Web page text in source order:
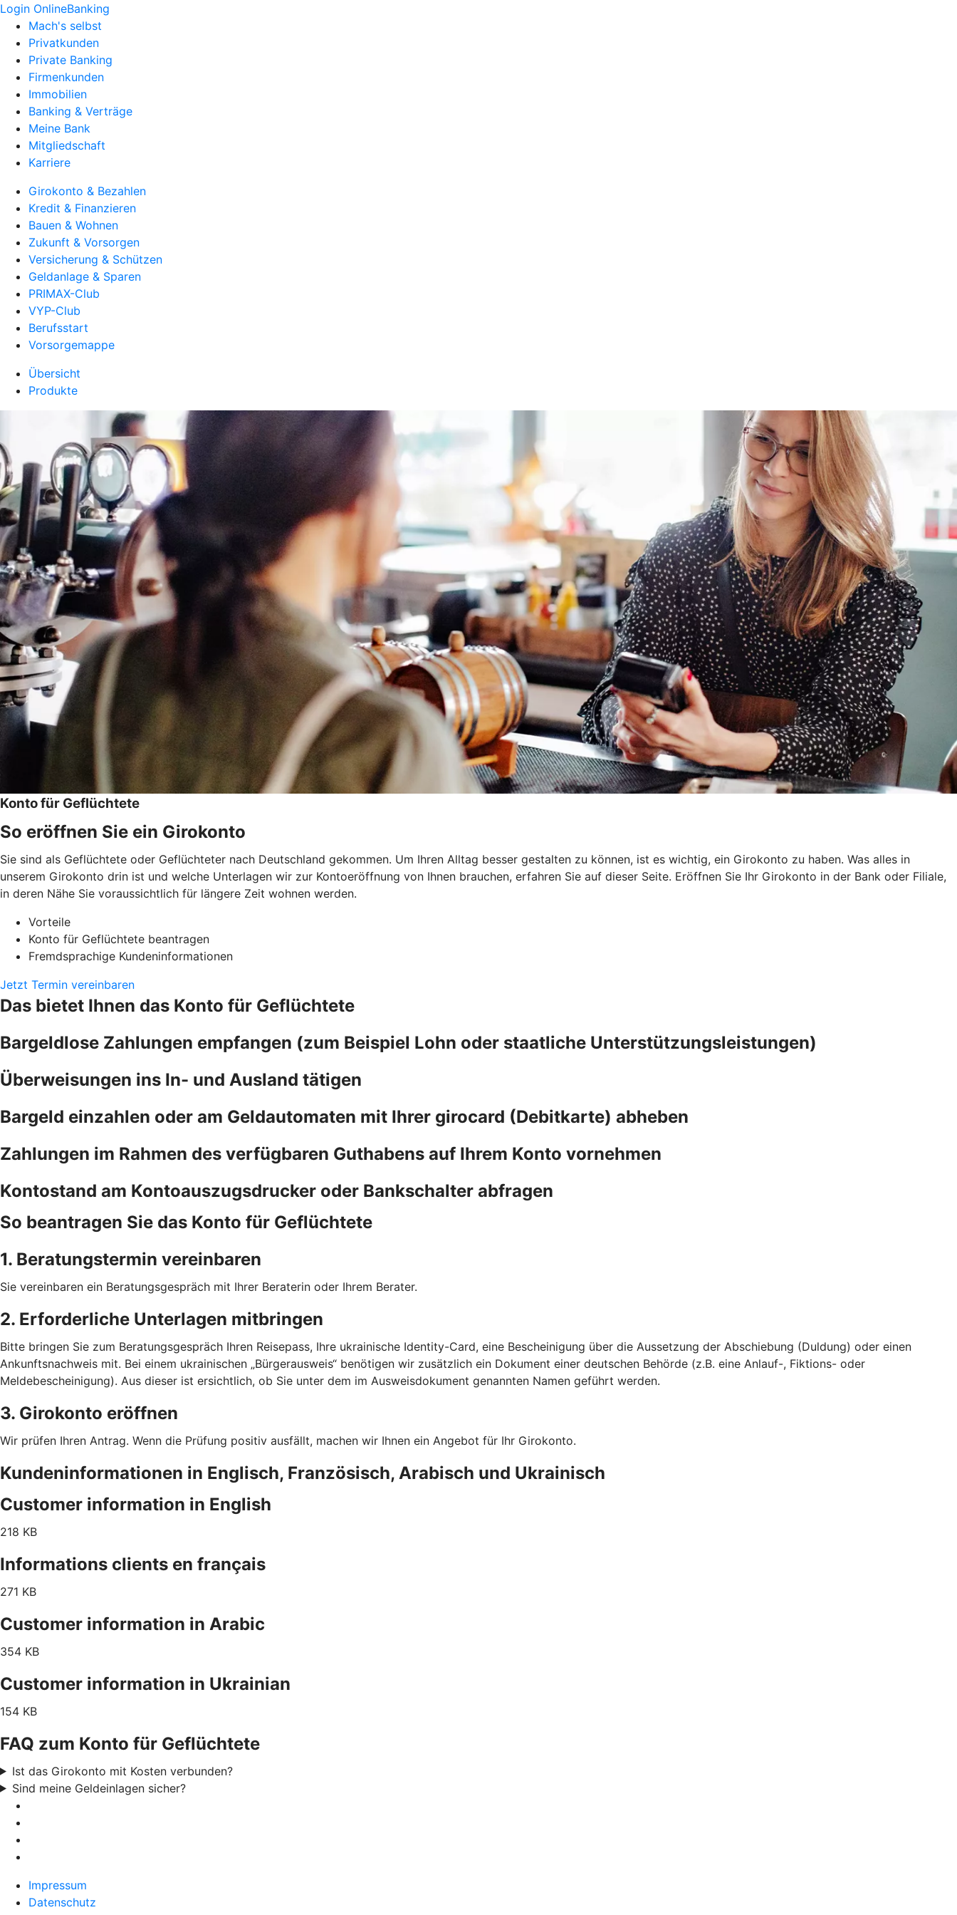
Login OnlineBanking
Mach's selbst
Privatkunden
Private Banking
Firmenkunden
Immobilien
Banking & Verträge
Meine Bank
Mitgliedschaft
Karriere
Girokonto & Bezahlen
Kredit & Finanzieren
Bauen & Wohnen
Zukunft & Vorsorgen
Versicherung & Schützen
Geldanlage & Sparen
PRIMAX-Club
VYP-Club
Berufsstart
Vorsorgemappe
Übersicht
Produkte
Konto für Geflüchtete
So eröffnen Sie ein Girokonto
Sie sind als Geflüchtete oder Geflüchteter nach Deutschland gekommen. Um Ihren Alltag besser gestalten zu können, ist es wichtig, ein Girokonto zu haben. Was alles in
unserem Girokonto drin ist und welche Unterlagen wir zur Kontoeröffnung von Ihnen brauchen, erfahren Sie auf dieser Seite. Eröffnen Sie Ihr Girokonto in der Bank oder Filiale,
in deren Nähe Sie voraussichtlich für längere Zeit wohnen werden.
Vorteile
Konto für Geflüchtete beantragen
Fremdsprachige Kundeninformationen
Jetzt Termin vereinbaren
Das bietet Ihnen das Konto für Geflüchtete
Bargeldlose Zahlungen empfangen (zum Beispiel Lohn oder staatliche Unterstützungsleistungen)
Überweisungen ins In- und Ausland tätigen
Bargeld einzahlen oder am Geldautomaten mit Ihrer girocard (Debitkarte) abheben
Zahlungen im Rahmen des verfügbaren Guthabens auf Ihrem Konto vornehmen
Kontostand am Kontoauszugsdrucker oder Bankschalter abfragen
So beantragen Sie das Konto für Geflüchtete
1. Beratungstermin vereinbaren
Sie vereinbaren ein Beratungsgespräch mit Ihrer Beraterin oder Ihrem Berater.
2. Erforderliche Unterlagen mitbringen
Bitte bringen Sie zum Beratungsgespräch Ihren Reisepass, Ihre ukrainische Identity-Card, eine Bescheinigung über die Aussetzung der Abschiebung (Duldung) oder einen
Ankunftsnachweis mit. Bei einem ukrainischen „Bürgerausweis“ benötigen wir zusätzlich ein Dokument einer deutschen Behörde (z.B. eine Anlauf-, Fiktions- oder
Meldebescheinigung). Aus dieser ist ersichtlich, ob Sie unter dem im Ausweisdokument genannten Namen geführt werden.
3. Girokonto eröffnen
Wir prüfen Ihren Antrag. Wenn die Prüfung positiv ausfällt, machen wir Ihnen ein Angebot für Ihr Girokonto.
Kundeninformationen in Englisch, Französisch, Arabisch und Ukrainisch
Customer information in English
218 KB
Informations clients en français
271 KB
Customer information in Arabic
354 KB
Customer information in Ukrainian
154 KB
FAQ zum Konto für Geflüchtete
Ist das Girokonto mit Kosten verbunden?
Sind meine Geldeinlagen sicher?
Impressum
Datenschutz